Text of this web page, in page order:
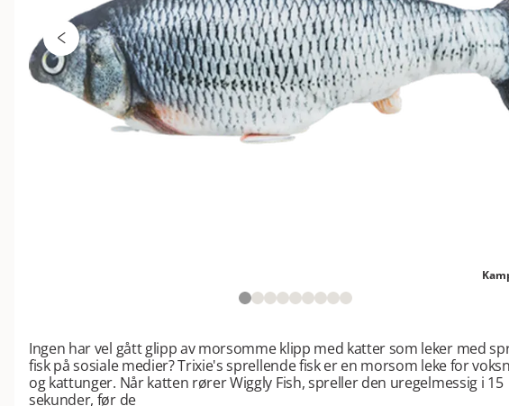
Ingen har vel gått glipp av morsomme klipp med katter som leker med
fisk på sosiale medier? Trixie's sprellende fisk er en morsom leke for
og kattunger. Når katten rører Wiggly Fish, spreller den uregelmessig i 15
sekunder, før de